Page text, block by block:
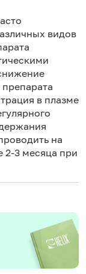
видов
в плазме
на
2-3 месяца при